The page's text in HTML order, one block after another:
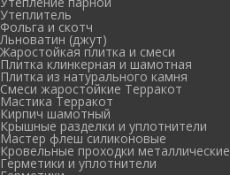
Утеплитель
Фольга и скотч
Льноватин (джут)
Жаростойкая плитка и смеси
Плитка клинкерная и шамотная
Плитка из натурального камня
Смеси жаростойкие Терракот
Мастика Терракот
Кирпич шамотный
Крышные разделки и уплотнители
Мастер флеш силиконовые
Кровельные проходки металлические
Герметики и уплотнители